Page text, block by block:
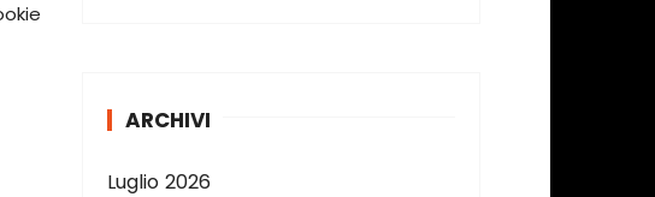
ARCHIVI
Luglio 2026